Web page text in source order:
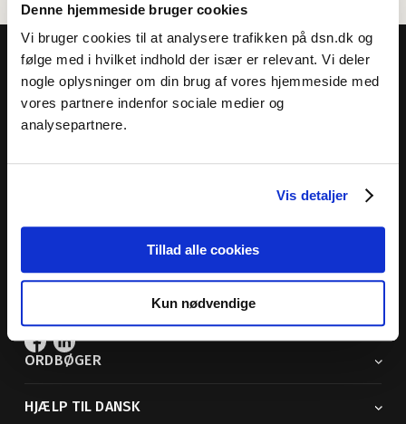
Denne hjemmeside bruger cookies
Vi bruger cookies til at analysere trafikken på dsn.dk og
følge med i hvilket indhold der især er relevant. Vi deler
nogle oplysninger om din brug af vores hjemmeside med
vores partnere indenfor sociale medier og
analysepartnere.
Vis detaljer
Tillad alle cookies
Kun nødvendige
Adelgade 119 B
Sproglige spørgsmål:33 74 74 74
Andre henvendelser:33 74 74 00· adm@dsn.dk
Vi findes også på sociale medier
ORDBØGER
HJÆLP TIL DANSK